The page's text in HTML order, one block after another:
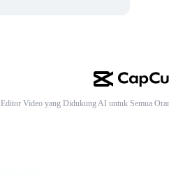
Editor Video yang Didukung AI untuk Semua